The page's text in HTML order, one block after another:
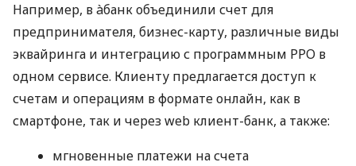
Например, в àбанк объединили счет для
предпринимателя, бизнес-карту, различные виды
эквайринга и интеграцию с программным РРО в
одном сервисе. Клиенту предлагается доступ к
счетам и операциям в формате онлайн, как в
смартфоне, так и через web клиент-банк, а также:
мгновенные платежи на счета